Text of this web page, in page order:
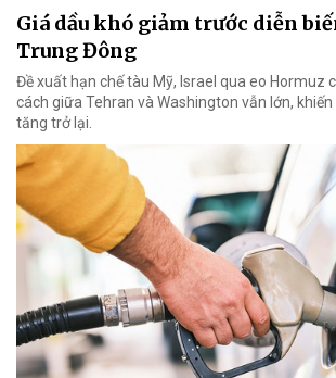
Giá dầu khó giảm trước diễn
Trung Đông
Đề xuất hạn chế tàu Mỹ, Israel qua eo Hormuz
cách giữa Tehran và Washington vẫn lớn,
tăng trở lại.